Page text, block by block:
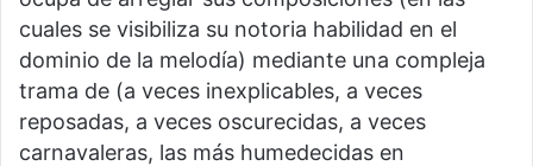
cuales se visibiliza su notoria habilidad en el
dominio de la melodía) mediante una compleja
trama de (a veces inexplicables, a veces
reposadas, a veces oscurecidas, a veces
carnavaleras, las más humedecidas en